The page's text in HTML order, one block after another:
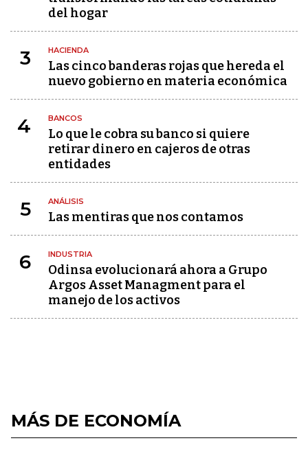
del hogar
3 HACIENDA
Las cinco banderas rojas que hereda el
nuevo gobierno en materia económica
4 BANCOS
Lo que le cobra su banco si quiere
retirar dinero en cajeros de otras
entidades
5 ANÁLISIS
Las mentiras que nos contamos
6 INDUSTRIA
Odinsa evolucionará ahora a Grupo
Argos Asset Managment para el
manejo de los activos
MÁS DE ECONOMÍA